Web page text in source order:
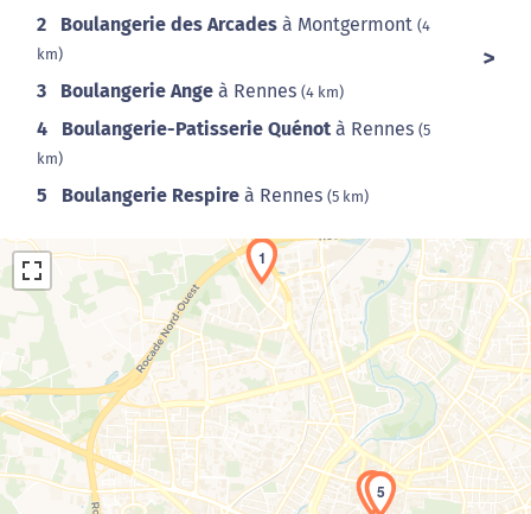
2 Boulangerie des Arcades à Montgermont (4
km)
3 Boulangerie Ange à Rennes (4 km)
4 Boulangerie-Patisserie Quénot à Rennes (5
km)
5 Boulangerie Respire à Rennes (5 km)
Chargement de la carte en cours...
1
4 5